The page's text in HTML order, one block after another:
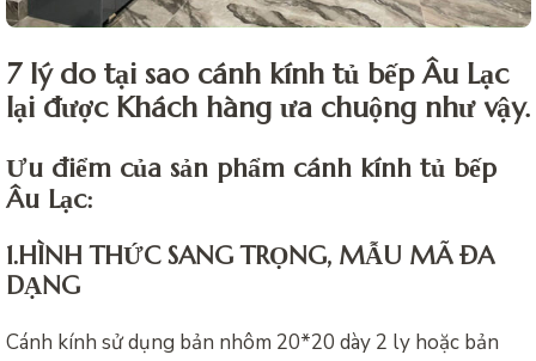
7 lý do tại sao cánh kính tủ bếp Âu Lạc
lại được Khách hàng ưa chuộng như vậy.
Ưu điểm của sản phẩm cánh kính tủ bếp
Âu Lạc:
1.HÌNH THỨC SANG TRỌNG, MẪU MÃ ĐA
DẠNG
Cánh kính sử dụng bản nhôm 20*20 dày 2 ly hoặc bản